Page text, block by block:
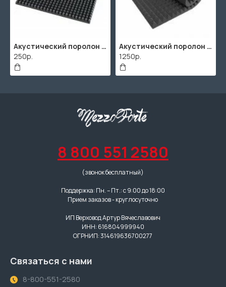
Акустический поролон "Пирамида" / 480x480х30мм / Темно-серый
250р.
Акустический поролон "Пирамида" / 2000х1000мм
1250р.
8 800 551 2580
(звонок бесплатный)
Поддержка: Пн. – Пт.: с 9:00 до 18:00
Прием заказов - круглосуточно
ИП Верховод Артур Вячеславович
ИНН: 616804999940
ОГРНИП: 314619636700277
Связаться с нами
8-800-551-2580